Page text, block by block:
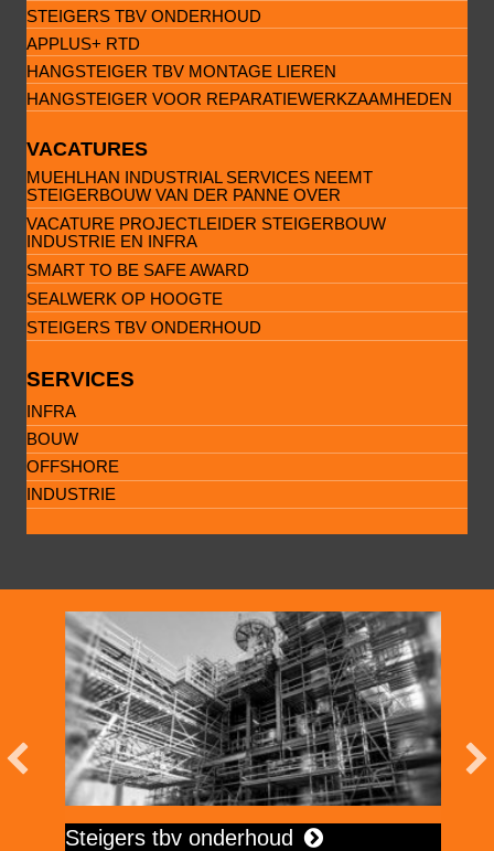
STEIGERS TBV ONDERHOUD
APPLUS+ RTD
HANGSTEIGER TBV MONTAGE LIEREN
HANGSTEIGER VOOR REPARATIEWERKZAAMHEDEN
VACATURES
MUEHLHAN INDUSTRIAL SERVICES NEEMT
STEIGERBOUW VAN DER PANNE OVER
VACATURE PROJECTLEIDER STEIGERBOUW
INDUSTRIE EN INFRA
SMART TO BE SAFE AWARD
SEALWERK OP HOOGTE
STEIGERS TBV ONDERHOUD
SERVICES
INFRA
BOUW
OFFSHORE
INDUSTRIE
Steigers tbv onderhoud